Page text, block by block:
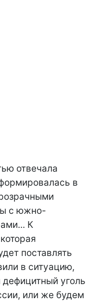
отвечала
в
с южно-
К
поставлять
в ситуацию,
уголь
или же будем